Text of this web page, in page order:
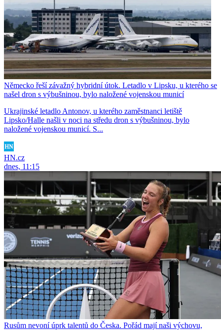
Německo řeší závažný hybridní útok. Letadlo v Lipsku, u kterého se
našel dron s výbušninou, bylo naložené vojenskou municí
Ukrajinské letadlo Antonov, u kterého zaměstnanci letiště
Lipsko/Halle našli v noci na středu dron s výbušninou, bylo
naložené vojenskou municí. S...
HN.cz
dnes, 11:15
Rusům nevoní úprk talentů do Česka. Pořád mají naši výchovu,